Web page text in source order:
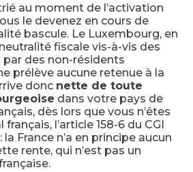
au moment de l’activation
le devenez en cours de
bascule. Le Luxembourg, en
fiscale vis-à-vis des
des non-résidents
prélève aucune retenue à la
donc nette de toute
dans votre pays de
dès lors que vous n’êtes
l’article 158-6 du CGI
la France n’a en principe aucun
rente, qui n’est pas un